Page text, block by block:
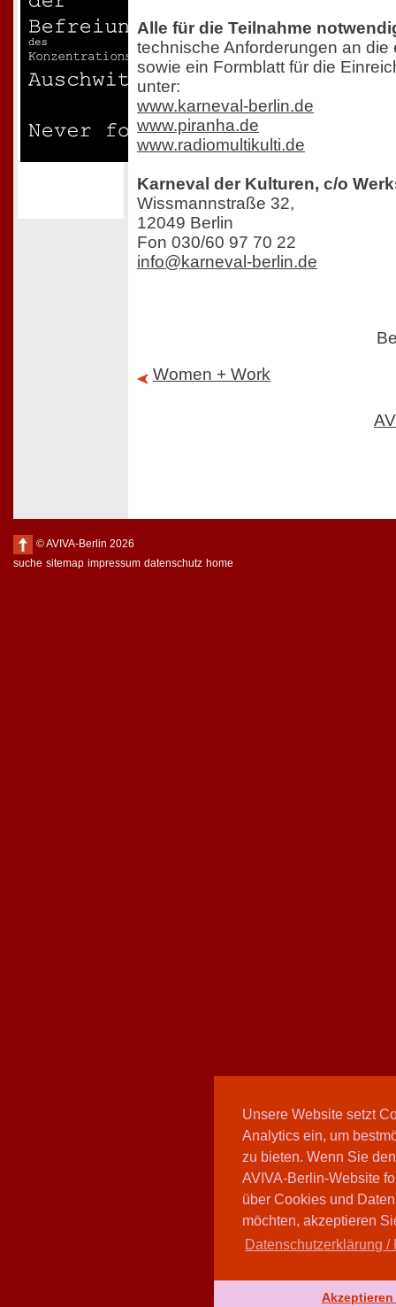
Unsere Website setzt
Analytics ein, um
zu bieten. Wenn Sie
AVIVA-Berlin-Website
über Cookies und
möchten, akzeptieren
Datenschutzerklärung /
Alle für die Teilnahme
technische Anforderungen an die
sowie ein Formblatt für die
unter:
www.karneval-berlin.de
www.piranha.de
www.radiomultikulti.de
Karneval der Kulturen, c/o
Wissmannstraße 32,
12049 Berlin
Fon 030/60 97 70 22
info@karneval-berlin.de
Women + Work
© AVIVA-Berlin 2026
suche sitemap impressum datenschutz home